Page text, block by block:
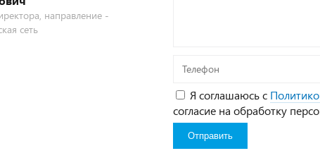
направление -
сеть
Телефон
Я соглашаюсь с
согласие на обработку